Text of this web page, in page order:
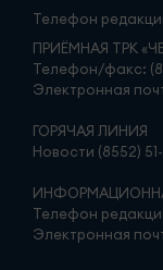
Телефон
ПРИЁМНАЯ ТРК
Телефон/факс:
Электронная
ГОРЯЧАЯ ЛИНИЯ
Новости (8552) 51-
Телефон
Электронная